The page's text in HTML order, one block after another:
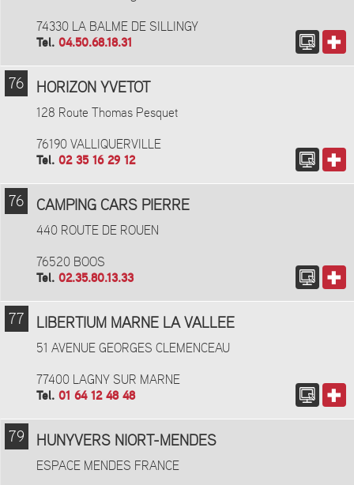
74330 LA BALME DE SILLINGY
Tel. 04.50.68.18.31
76 HORIZON YVETOT
128 Route Thomas Pesquet
76190 VALLIQUERVILLE
Tel. 02 35 16 29 12
76 CAMPING CARS PIERRE
440 ROUTE DE ROUEN
76520 BOOS
Tel. 02.35.80.13.33
77 LIBERTIUM MARNE LA VALLEE
51 AVENUE GEORGES CLEMENCEAU
77400 LAGNY SUR MARNE
Tel. 01 64 12 48 48
79 HUNYVERS NIORT-MENDES
ESPACE MENDES FRANCE